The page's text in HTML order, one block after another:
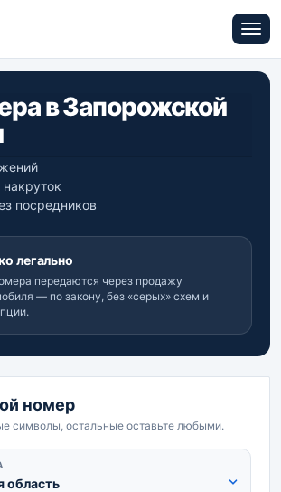
в Запорожской
посредников
легально
передаются через продажу
— по закону, без «серых» схем и
номер
символы, остальные оставьте любыми.
область